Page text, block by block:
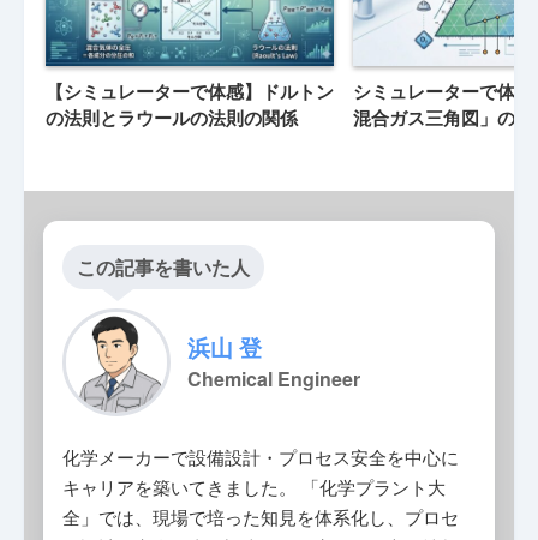
【シミュレーターで体感】ドルトン
の法則とラウールの法則の関係
シミュレーターで体
混合ガス三角図」の
この記事を書いた人
浜山 登
Chemical Engineer
化学メーカーで設備設計・プロセス安全を中心に
キャリアを築いてきました。 「化学プラント大
全」では、現場で培った知見を体系化し、プロセ